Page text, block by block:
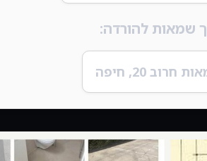
שמאות להורדה:
חרוב 20, חיפה